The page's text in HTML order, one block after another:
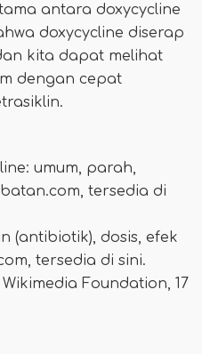
antara doxycycline
doxycycline diserap
kita dapat melihat
dengan cepat
umum, parah,
tersedia di
(antibiotik), dosis, efek
tersedia di sini.
Foundation, 17